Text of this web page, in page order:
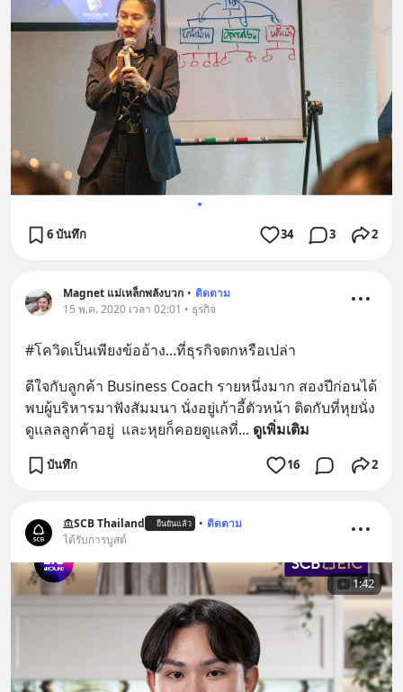
6 บันทึก 34 3 2
Magnet แม่เหล็กพลังบวก • ติดตาม
15 พ.ค. 2020 เวลา 02:01 • ธุรกิจ
#โควิดเป็นเพียงข้ออ้าง...ที่ธุรกิจตกหรือเปล่า
ดีใจกับลูกค้า Business Coach รายหนึ่งมาก สองปีก่อนได้
พบผู้บริหารมาฟังสัมมนา นั่งอยู่เก้าอี้ตัวหน้า ติดกับที่หุยนั่ง
ดูแลลลูกค้าอยู่  และหุยก็คอยดูแลที่... ดูเพิ่มเติม
บันทึก 16 2
SCB Thailand ยืนยันแล้ว • ติดตาม
ได้รับการบูสต์
1:42